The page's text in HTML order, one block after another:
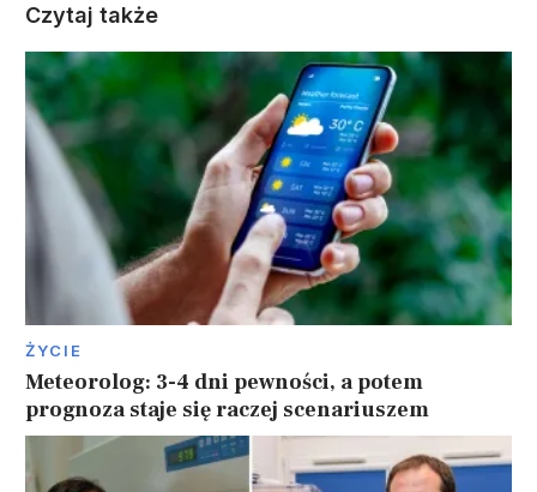
Czytaj także
ŻYCIE
Meteorolog: 3-4 dni pewności, a potem
prognoza staje się raczej scenariuszem